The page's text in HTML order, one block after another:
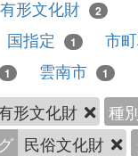
有形文化財 2
国指定 1
市
1 雲南市 1
形文化財
種
民俗文化財